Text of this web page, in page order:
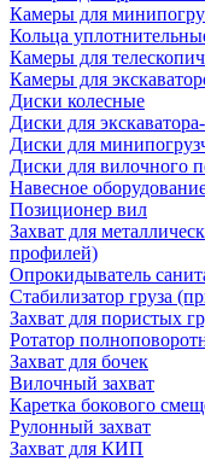
Камеры для
Кольца
Камеры для
Камеры для
Диски колесные
Диски для
Диски для
Диски для вилочного
Навесное
Позиционер вил
Захват для
профилей)
Опрокидыватель
Стабилизатор груза
Захват для пористых
Ротатор
Захват для бочек
Вилочный захват
Каретка бокового
Рулонный захват
Захват для КИП